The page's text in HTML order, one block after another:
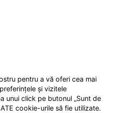
pentru a vă oferi cea mai
și vizitele
unui click pe butonul „Sunt de
cookie-urile să fie utilizate.